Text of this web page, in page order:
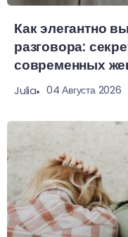
Как элегантно
разговора:
современных
Julia 04 Августа 2026